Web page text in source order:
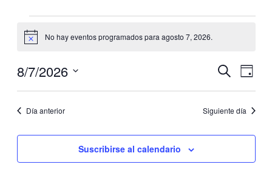
en
7,
2026
Aviso No hay eventos programados para agosto 7, 2026.
y
vistas
Eventos
Buscar
de
vistas
de
Día
8/7/2026
fecha.Día anterior Siguiente día
Suscribirse al calendario